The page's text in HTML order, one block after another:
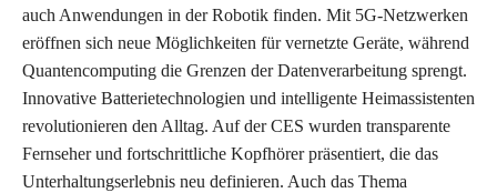
auch Anwendungen in der Robotik finden. Mit 5G-Netzwerken
eröffnen sich neue Möglichkeiten für vernetzte Geräte, während
Quantencomputing die Grenzen der Datenverarbeitung sprengt.
Innovative Batterietechnologien und intelligente Heimassistenten
revolutionieren den Alltag. Auf der CES wurden transparente
Fernseher und fortschrittliche Kopfhörer präsentiert, die das
Unterhaltungserlebnis neu definieren. Auch das Thema